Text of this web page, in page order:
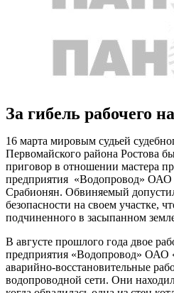
За гибель рабочего
16 марта мировым судьей
Первомайского района Ростова
приговор в отношении мастера
предприятия «Водопровод» ОАО
Срабионян. Обвиняемый
безопасности на своем участке,
подчиненного в засыпанном
В августе прошлого года двое
предприятия «Водопровод» ОАО
аварийно-восстановительные
водопроводной сети. Они